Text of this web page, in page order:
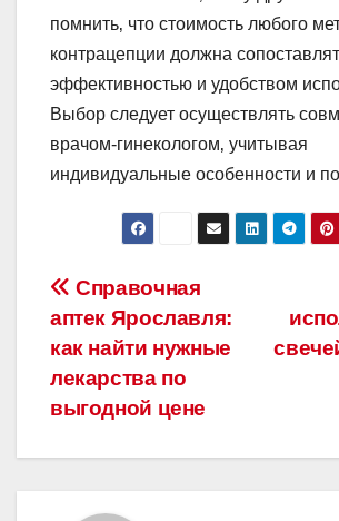
помнить‚ что стоимость любого
контрацепции должна
эффективностью и удобством
Выбор следует осуществлять
врачом-гинекологом‚ учитывая
индивидуальные особенности и
Навигация
по
записям
Справочная
аптек Ярославля:
как найти нужные
лекарства по
выгодной цене